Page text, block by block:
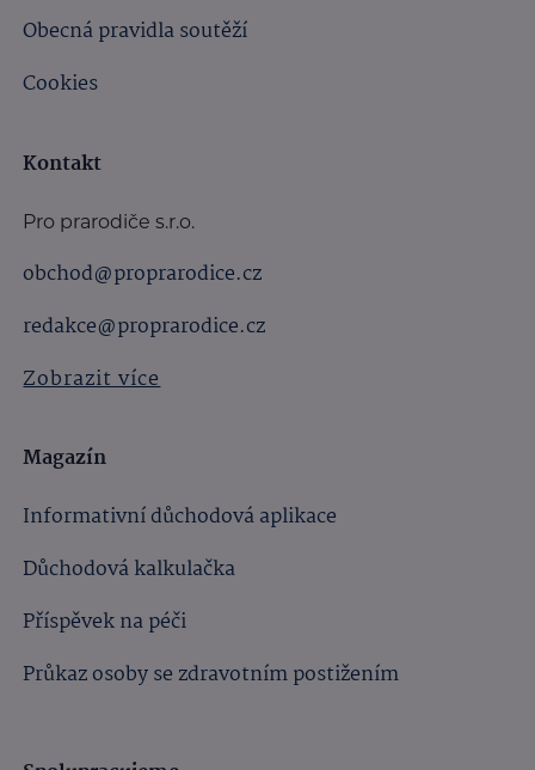
Obecná pravidla soutěží
Cookies
Kontakt
Pro prarodiče s.r.o.
obchod@proprarodice.cz
redakce@proprarodice.cz
Zobrazit více
Magazín
Informativní důchodová aplikace
Důchodová kalkulačka
Příspěvek na péči
Průkaz osoby se zdravotním postižením